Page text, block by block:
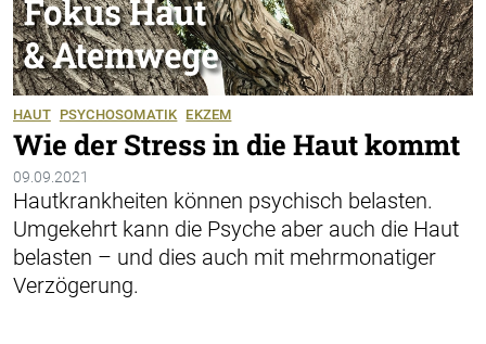
HAUT PSYCHOSOMATIK EKZEM
Wie der Stress in die Haut kommt
09.09.2021
Hautkrankheiten können psychisch belasten.
Umgekehrt kann die Psyche aber auch die Haut
belasten – und dies auch mit mehrmonatiger
Verzögerung.